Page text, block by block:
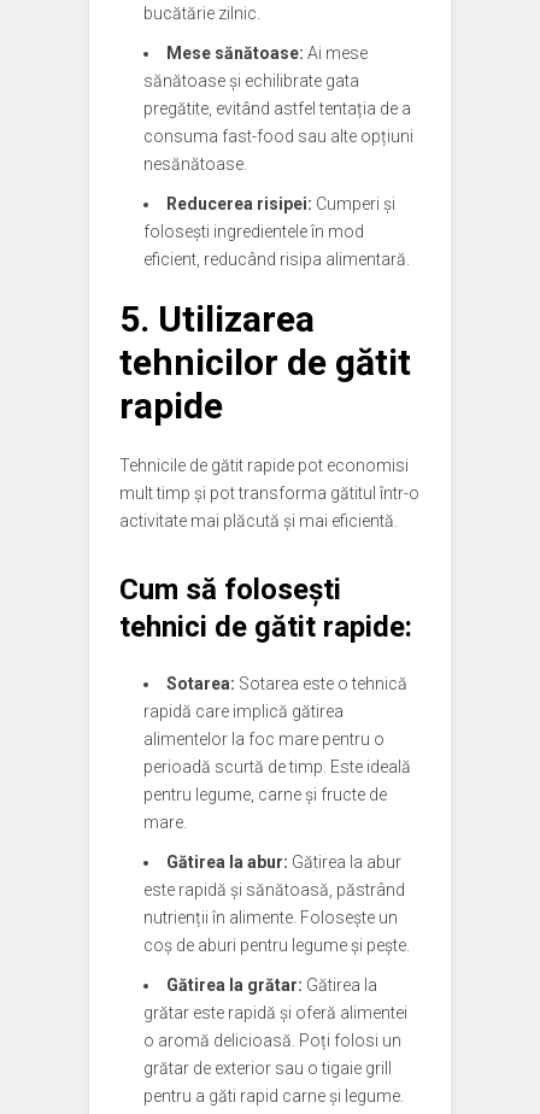
bucătărie zilnic.
Mese sănătoase: Ai mese
sănătoase și echilibrate gata
pregătite, evitând astfel tentația de a
consuma fast-food sau alte opțiuni
nesănătoase.
Reducerea risipei: Cumperi și
folosești ingredientele în mod
eficient, reducând risipa alimentară.
5. Utilizarea
tehnicilor de gătit
rapide
Tehnicile de gătit rapide pot economisi
mult timp și pot transforma gătitul într-o
activitate mai plăcută și mai eficientă.
Cum să folosești
tehnici de gătit rapide:
Sotarea: Sotarea este o tehnică
rapidă care implică gătirea
alimentelor la foc mare pentru o
perioadă scurtă de timp. Este ideală
pentru legume, carne și fructe de
mare.
Gătirea la abur: Gătirea la abur
este rapidă și sănătoasă, păstrând
nutrienții în alimente. Folosește un
coș de aburi pentru legume și pește.
Gătirea la grătar: Gătirea la
grătar este rapidă și oferă alimentei
o aromă delicioasă. Poți folosi un
grătar de exterior sau o tigaie grill
pentru a găti rapid carne și legume.